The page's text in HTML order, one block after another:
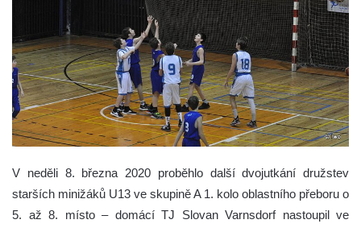
V neděli 8. března 2020 proběhlo další dvojutkání družstev
starších minižáků U13 ve skupině A 1. kolo oblastního přeboru o
5. až 8. místo – domácí TJ Slovan Varnsdorf nastoupil ve